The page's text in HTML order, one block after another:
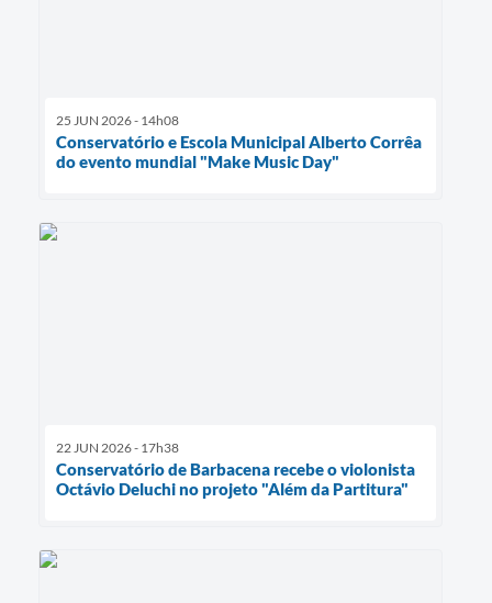
25 JUN 2026 - 14h08
Conservatório e Escola Municipal Alberto Corrêa
do evento mundial "Make Music Day"
22 JUN 2026 - 17h38
Conservatório de Barbacena recebe o violonista
Octávio Deluchi no projeto "Além da Partitura"